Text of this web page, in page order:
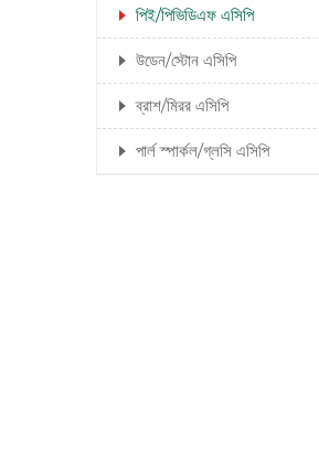
পিই/পিভিডিএফ এসিপি
উডেন/স্টোন এসিপি
ব্রাশ/মিরর এসিপি
পার্ল স্পার্কল/গ্লসি এসিপি